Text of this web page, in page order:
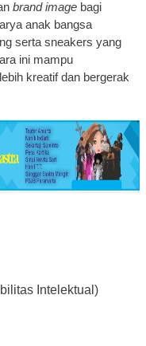
brand imagebagi
anak bangsa
serta sneakers yang
ini mampu
kreatif dan bergerak
Intelektual)